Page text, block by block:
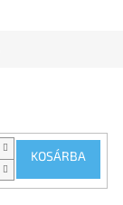
KOSÁRBA